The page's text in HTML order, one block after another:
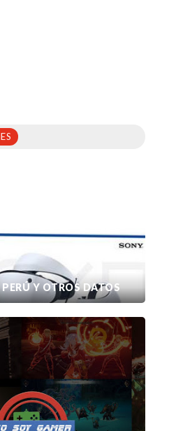
Y OTROS DATOS